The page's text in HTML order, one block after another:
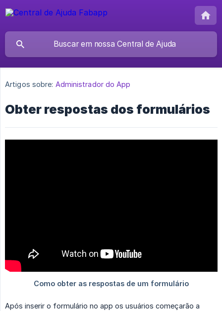
Artigos sobre: Administrador do App
Obter respostas dos formulários
Após inserir o formulário no app os usuários começarão a